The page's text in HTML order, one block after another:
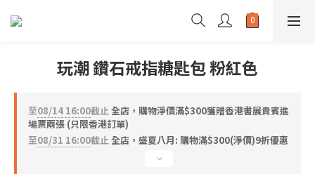
玩潮 鑽石戒指糖匙包 粉紅色
至08/14 16:00截止全店，購物淨價滿$300獲贈香港書展貴賓進
場票兩張 (只限香港訂單)
至08/31 16:00截止全店，盛夏八月: 購物滿$300(淨價)9折優惠